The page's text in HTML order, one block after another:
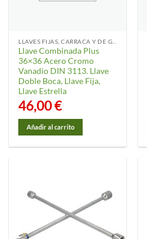
Llave Combinada Plus
36×36 Acero Cromo
Vanadio DIN 3113. Llave
Doble Boca, Llave Fija,
Llave Estrella
46,00€
Añadir al carrito